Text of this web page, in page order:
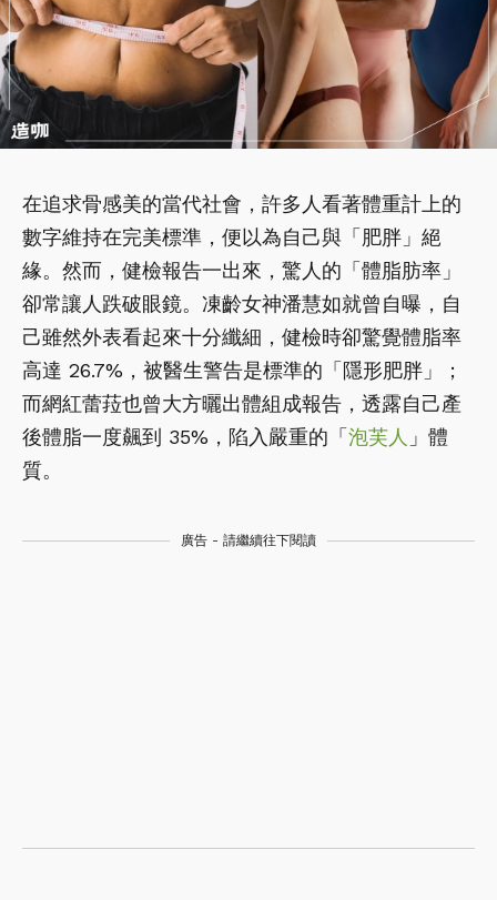
在追求骨感美的當代社會，許多人看著體重計上的
數字維持在完美標準，便以為自己與「肥胖」絕
緣。然而，健檢報告一出來，驚人的「體脂肪率」
卻常讓人跌破眼鏡。凍齡女神潘慧如就曾自曝，自
己雖然外表看起來十分纖細，健檢時卻驚覺體脂率
高達 26.7%，被醫生警告是標準的「隱形肥胖」；
而網紅蕾菈也曾大方曬出體組成報告，透露自己產
後體脂一度飆到 35%，陷入嚴重的「 泡芙人 」體
質。
廣告 - 請繼續往下閱讀